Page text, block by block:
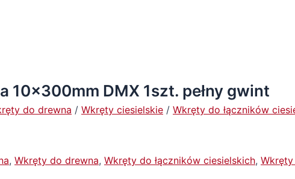
10x300mm DMX 1szt. pełny gwint
do drewna / Wkręty ciesielskie / Wkręty do łączników
, Wkręty do drewna, Wkręty do łączników ciesielskich, Wkręty